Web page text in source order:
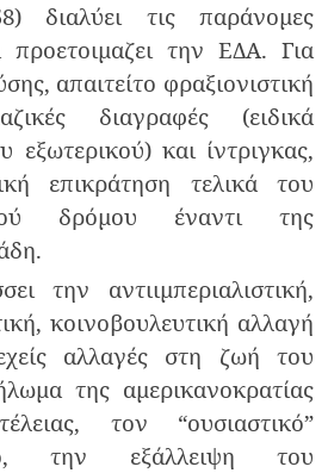
διαλύει τις παράνομες
προετοιμαζει την ΕΔΑ. Για
απαιτείτο φραξιονιστική
διαγραφές (ειδικά
και ίντριγκας,
επικράτηση τελικά του
δρόμου έναντι της
την αντιιμπεριαλιστική,
κοινοβουλευτική αλλαγή
αλλαγές στη ζωή του
της αμερικανοκρατίας
τον “ουσιαστικό”
την εξάλλειψη του